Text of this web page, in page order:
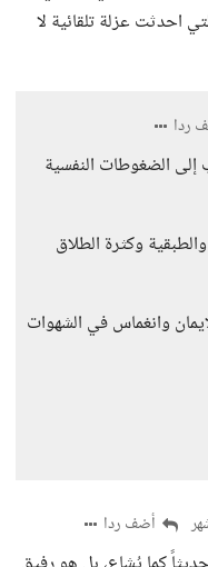
احدثت عزلة تلقائية لا
ردا
إلى الضغوطات النفسية
وكثرة الطلاق
وانغماس في الشهوات
أضف ردا